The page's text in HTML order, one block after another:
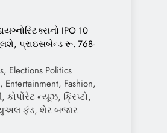
IPO 10
પ્રાઇસબેન્ડ રૂ. 768-
Elections Politics
Entertainment, Fashion,
કોર્પોરેટ ન્યૂઝ, ક્રિપ્ટો,
ફંડ, શેર બજાર